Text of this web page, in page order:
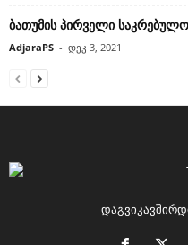
ბათუმის პირველი
AdjaraPS - დეკ 3, 2021